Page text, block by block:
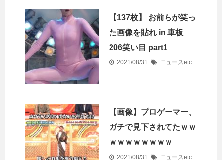
【137枚】 お前らが笑っ
た画像を貼れ in 車板
206笑い目 part1
2021/08/31 ニュースetc
【画像】プロゲーマー、
ガチで見下されてたｗｗ
ｗｗｗｗｗｗｗｗ
2021/08/31 ニュースetc